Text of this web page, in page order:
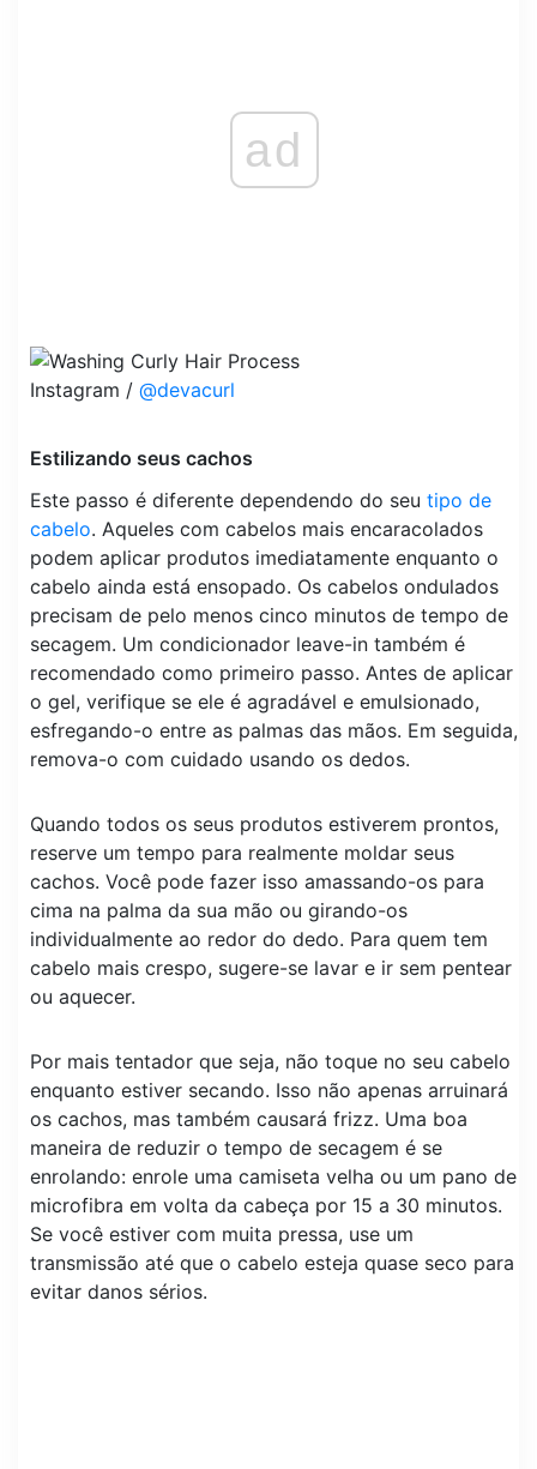
ad
Instagram / @devacurl
Estilizando seus cachos
Este passo é diferente dependendo do seu tipo de
cabelo. Aqueles com cabelos mais encaracolados
podem aplicar produtos imediatamente enquanto o
cabelo ainda está ensopado. Os cabelos ondulados
precisam de pelo menos cinco minutos de tempo de
secagem. Um condicionador leave-in também é
recomendado como primeiro passo. Antes de aplicar
o gel, verifique se ele é agradável e emulsionado,
esfregando-o entre as palmas das mãos. Em seguida,
remova-o com cuidado usando os dedos.
Quando todos os seus produtos estiverem prontos,
reserve um tempo para realmente moldar seus
cachos. Você pode fazer isso amassando-os para
cima na palma da sua mão ou girando-os
individualmente ao redor do dedo. Para quem tem
cabelo mais crespo, sugere-se lavar e ir sem pentear
ou aquecer.
Por mais tentador que seja, não toque no seu cabelo
enquanto estiver secando. Isso não apenas arruinará
os cachos, mas também causará frizz. Uma boa
maneira de reduzir o tempo de secagem é se
enrolando: enrole uma camiseta velha ou um pano de
microfibra em volta da cabeça por 15 a 30 minutos.
Se você estiver com muita pressa, use um
transmissão até que o cabelo esteja quase seco para
evitar danos sérios.